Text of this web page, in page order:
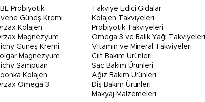
Probiyotik
Güneş Kremi
Kolajen
Magnezyum
Güneş Kremi
Magnezyum
Şampuan
Kolajen
Omega 3
Takviye Edici Gıdalar
Kolajen Takviyeleri
Probiyotik Takviyeleri
Omega 3 ve Balık Yağı Takviyeleri
Vitamin ve Mineral Takviyeleri
Cilt Bakım Ürünleri
Saç Bakım Ürünleri
Ağız Bakım Ürünleri
Diş Bakım Ürünleri
Makyaj Malzemeleri